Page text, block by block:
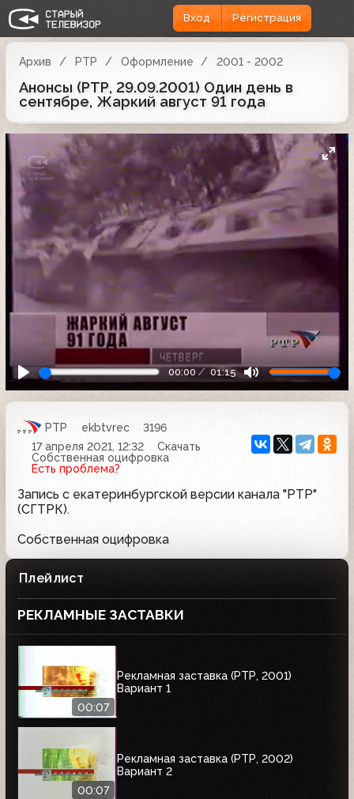
Вход Регистрация
Архив РТР Оформление 2001 - 2002
Анонсы (РТР, 29.09.2001) Один день в
сентябре, Жаркий август 91 года
00:00 01:15
РТР ekbtvrec
3196
17 апреля 2021, 12:32
Скачать
Собственная оцифровка
Есть проблема?
Запись с екатеринбургской версии канала "РТР"
(СГТРК).
Собственная оцифровка
Плейлист
РЕКЛАМНЫЕ ЗАСТАВКИ
00:07
Рекламная заставка (РТР, 2001)
Вариант 1
00:07
Рекламная заставка (РТР, 2002)
Вариант 2